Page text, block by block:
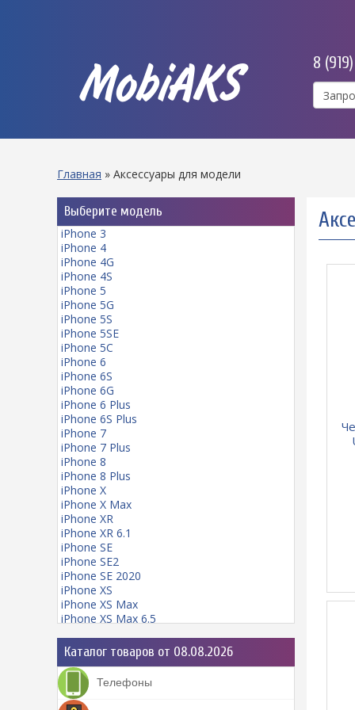
MobiAKS
8
Главная » Аксессуары для модели
Выберите модель
iPhone 3
iPhone 4
iPhone 4G
iPhone 4S
iPhone 5
iPhone 5G
iPhone 5S
iPhone 5SE
iPhone 5C
iPhone 6
iPhone 6S
iPhone 6G
iPhone 6 Plus
iPhone 6S Plus
iPhone 7
iPhone 7 Plus
iPhone 8
iPhone 8 Plus
iPhone X
iPhone X Max
iPhone XR
iPhone XR 6.1
iPhone SE
iPhone SE2
iPhone SE 2020
iPhone XS
iPhone XS Max
iPhone XS Max 6.5
iPhone 11 mini
iPhone 11 Pro
iPhone 11 Pro Max
iPhone 12
iPhone 12 Pro
Каталог товаров от 08.08.2026
Телефоны